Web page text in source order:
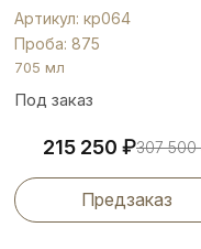
Артикул: кр064
Проба: 875
705 мл
Под заказ
215 250 ₽307 500
Предзаказ